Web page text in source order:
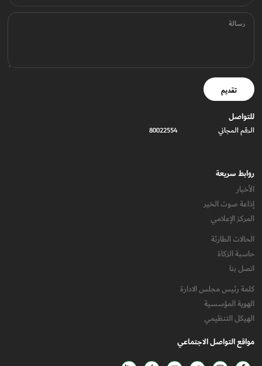
رسالة
تقديم
للتواصل
الرقم المجاني 80022554
روابط سريعة
الأخبار
إذاعة صوت الخير
المركز الإعلامي
الحالات الطارئة
حاسبة الزكاة
اتصل بنا
كلمة رئيس مجلس الادارة
الهوية المؤسسية
الهيكل التنظيمي
مواقع التواصل الاجتماعي